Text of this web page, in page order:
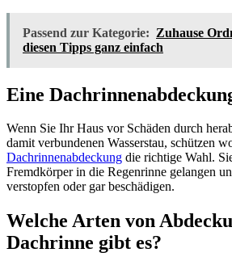
Passend zur Kategorie: Zuhause
diesen Tipps ganz einfach
Eine
Wenn Sie Ihr Haus vor Schäden durch
damit verbundenen Wasserstau, schützen
Dachrinnenabdeckung die richtige Wahl.
Fremdkörper in die Regenrinne gelangen
verstopfen oder gar beschädigen.
Welche Arten von
Dachrinne gibt es?